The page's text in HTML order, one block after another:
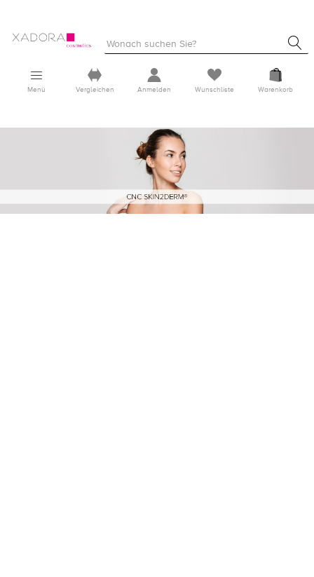
Menü Vergleichen Anmelden Wunschliste Warenkorb